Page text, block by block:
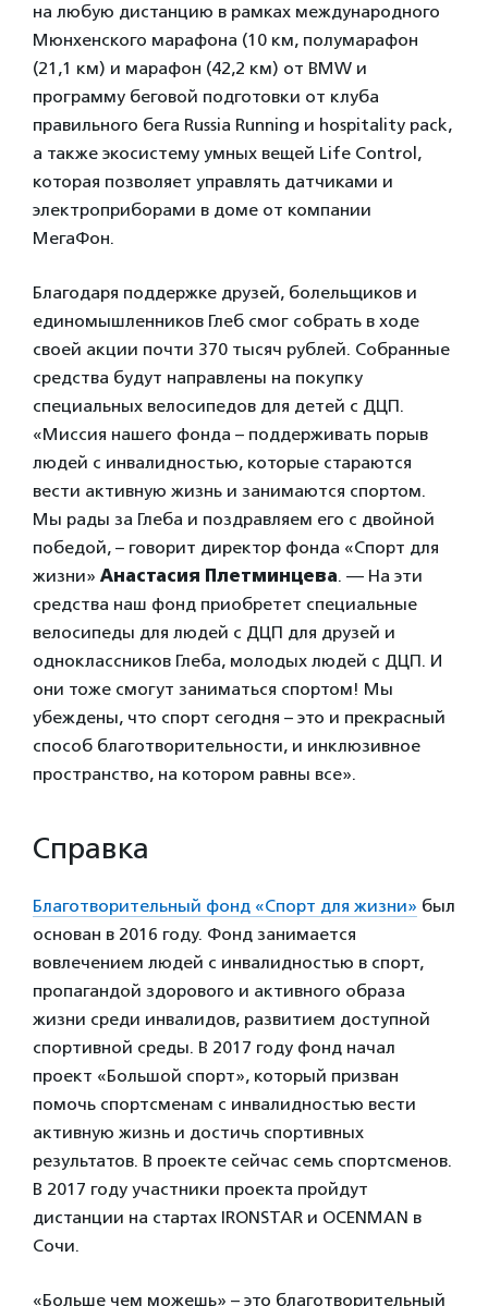
на любую дистанцию в рамках международного
Мюнхенского марафона (10 км, полумарафон
(21,1 км) и марафон (42,2 км) от BMW и
программу беговой подготовки от клуба
правильного бега Russia Running и hospitality pack,
а также экосистему умных вещей Life Control,
которая позволяет управлять датчиками и
электроприборами в доме от компании
МегаФон.
Благодаря поддержке друзей, болельщиков и
единомышленников Глеб смог собрать в ходе
своей акции почти 370 тысяч рублей. Собранные
средства будут направлены на покупку
специальных велосипедов для детей с ДЦП.
«Миссия нашего фонда – поддерживать порыв
людей с инвалидностью, которые стараются
вести активную жизнь и занимаются спортом.
Мы рады за Глеба и поздравляем его с двойной
победой, – говорит директор фонда «Спорт для
жизни» Анастасия Плетминцева. — На эти
средства наш фонд приобретет специальные
велосипеды для людей с ДЦП для друзей и
одноклассников Глеба, молодых людей с ДЦП. И
они тоже смогут заниматься спортом! Мы
убеждены, что спорт сегодня – это и прекрасный
способ благотворительности, и инклюзивное
пространство, на котором равны все».
Справка
Благотворительный фонд «Спорт для жизни» был
основан в 2016 году. Фонд занимается
вовлечением людей с инвалидностью в спорт,
пропагандой здорового и активного образа
жизни среди инвалидов, развитием доступной
спортивной среды. В 2017 году фонд начал
проект «Большой спорт», который призван
помочь спортсменам с инвалидностью вести
активную жизнь и достичь спортивных
результатов. В проекте сейчас семь спортсменов.
В 2017 году участники проекта пройдут
дистанции на стартах IRONSTAR и OCENMAN в
Сочи.
«Больше чем можешь» – это благотворительный